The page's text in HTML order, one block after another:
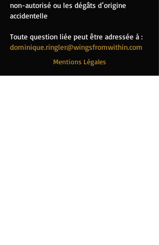
non-autorisé ou les dégâts d’origine
accidentelle
Toute question liée peut être adressée à :
dominique.ringler@wingsfromwithin.com
Mentions Légales